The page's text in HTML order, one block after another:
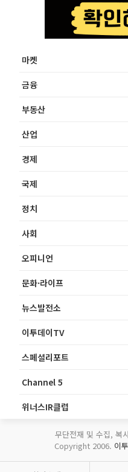
마켓
금융
부동산
산업
경제
국제
정치
사회
오피니언
문화·라이프
뉴스발전소
이투데이TV
스페셜리포트
Channel 5
위너스IR클럽
무단전재 및 수집, 복
Copyright 2006. 이